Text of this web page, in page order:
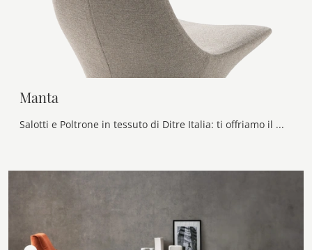
Manta
Salotti e Poltrone in tessuto di Ditre Italia: ti offriamo il modello Manta in tessuto per completare i tuoi spazi.